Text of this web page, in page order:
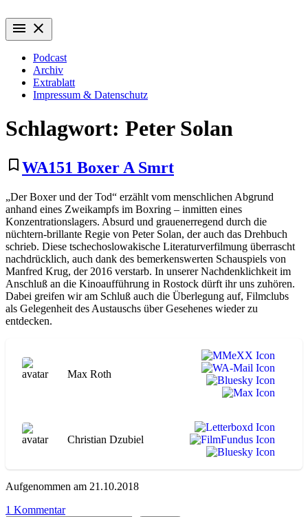
Inhalt
springen
Wiederaufführung
Alte Filme. Neu entdeckt.
menu close
Podcast
Archiv
Extrablatt
Impressum & Datenschutz
Schlagwort: Peter Solan
bookmark_border WA151 Boxer A Smrt
„Der Boxer und der Tod“ erzählt vom menschlichen Abgrund
anhand eines Zweikampfs im Boxring – inmitten eines
Konzentrationslagers. Absurd und grauenerregend durch die
nüchtern-brillante Regie von Peter Solan, der auch das Drehbuch
schrieb. Diese tschechoslowakische Literaturverfilmung überrascht
nachdrücklich, auch dank des bemerkenswerten Schauspiels von
Manfred Krug, der 2016 verstarb. In unserer Nachdenklichkeit im
Anschluß an die Kinoaufführung in Rostock dürft ihr uns zuhören.
Dabei greifen wir am Schluß auch die Überlegung auf, Filmclubs
als Gelegenheit des Austauschs über Gesehenes wieder zu
entdecken.
Max Roth
Christian Dzubiel
Aufgenommen am 21.10.2018
1 Kommentarzu